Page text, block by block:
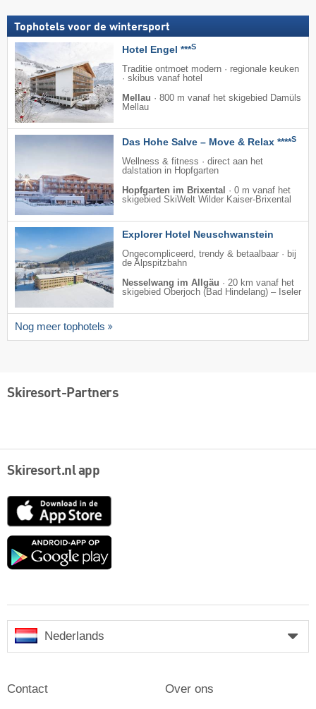
Tophotels voor de wintersport
Hotel Engel ***S
Traditie ontmoet modern · regionale keuken
· skibus vanaf hotel
Mellau · 800 m vanaf het skigebied Damüls
Mellau
Das Hohe Salve – Move & Relax ****S
Wellness & fitness · direct aan het
dalstation in Hopfgarten
Hopfgarten im Brixental · 0 m vanaf het
skigebied SkiWelt Wilder Kaiser-Brixental
Explorer Hotel Neuschwanstein
Ongecompliceerd, trendy & betaalbaar · bij
de Alpspitzbahn
Nesselwang im Allgäu · 20 km vanaf het
skigebied Oberjoch (Bad Hindelang) – Iseler
Nog meer tophotels
Skiresort-Partners
Skiresort.nl app
App
Google
Nederlands
Contact Over ons